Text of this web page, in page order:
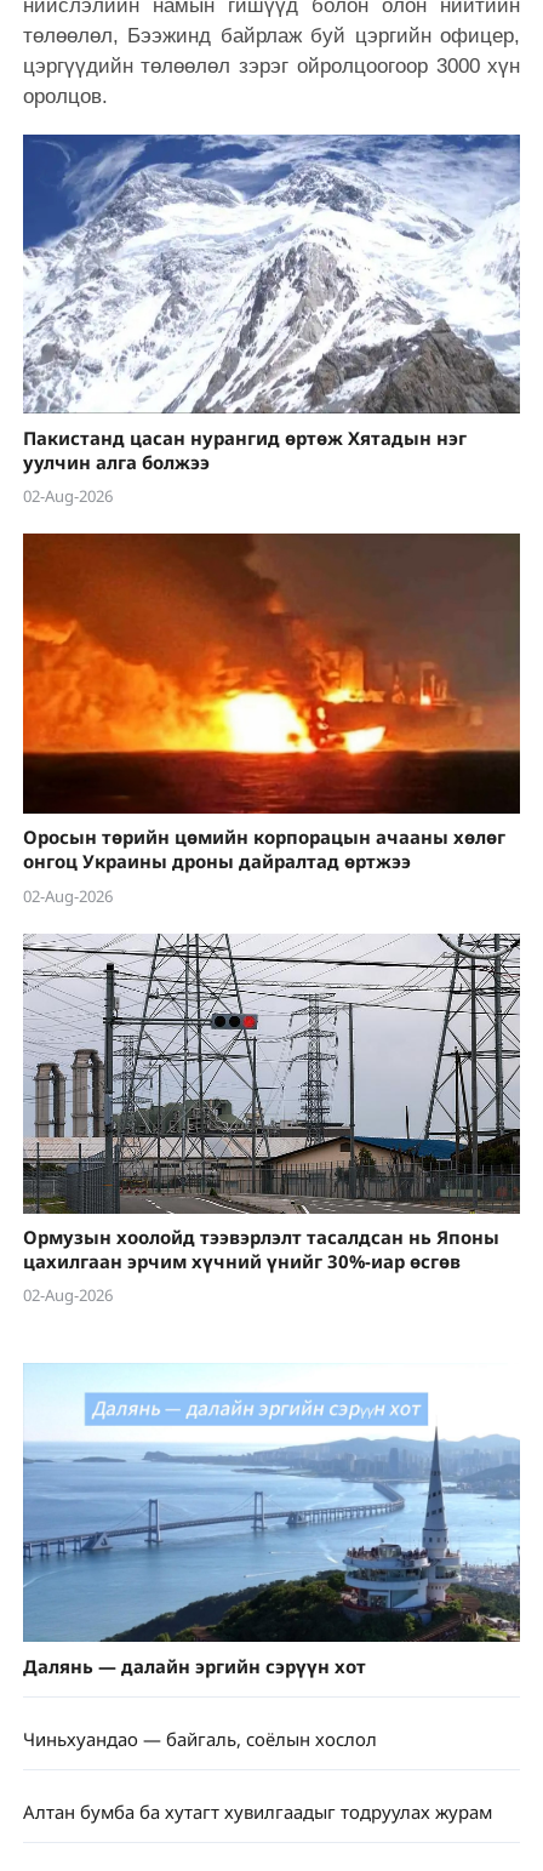
нийслэлийн намын гишүүд болон олон нийтийн
төлөөлөл, Бээжинд байрлаж буй цэргийн офицер,
цэргүүдийн төлөөлөл зэрэг ойролцоогоор 3000 хүн
оролцов.
Пакистанд цасан нурангид өртөж Хятадын нэг
уулчин алга болжээ
02-Aug-2026
Оросын төрийн цөмийн корпорацын ачааны хөлөг
онгоц Украины дроны дайралтад өртжээ
02-Aug-2026
Ормузын хоолойд тээвэрлэлт тасалдсан нь Японы
цахилгаан эрчим хүчний үнийг 30%-иар өсгөв
02-Aug-2026
Далянь — далайн эргийн сэрүүн хот
Чиньхуандао — байгаль, соёлын хослол
Алтан бумба ба хутагт хувилгаадыг тодруулах журам